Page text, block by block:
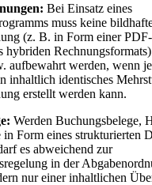
Bei Einsatz eines
muss keine
(z. B. in Form einer
hybriden
aufbewahrt werden, wenn
inhaltlich identisches
erstellt werden kann.
Werden Buchungsbelege,
Form eines strukturierten
es abweichend zur
in der
nur einer inhaltlichen